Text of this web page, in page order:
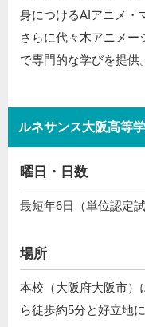
身につけるAIアニメ・
さらに代々木アニメー
で専門的な学びを提供。
ルネサンス大阪高等
曜日・日数
最短年6日（単位認定試
場所
本校（大阪府大阪市）
ら徒歩約5分と好立地